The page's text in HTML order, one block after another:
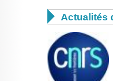
 Actualités